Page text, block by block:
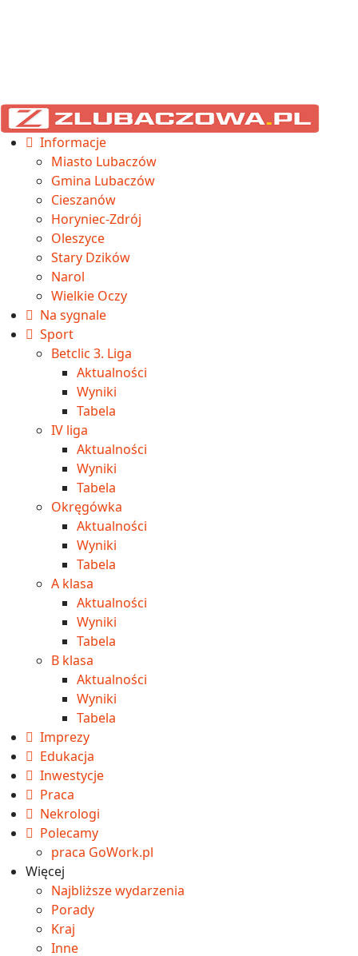
Informacje
Miasto Lubaczów
Gmina Lubaczów
Cieszanów
Horyniec-Zdrój
Oleszyce
Stary Dzików
Narol
Wielkie Oczy
Na sygnale
Sport
Betclic 3. Liga
Aktualności
Wyniki
Tabela
IV liga
Aktualności
Wyniki
Tabela
Okręgówka
Aktualności
Wyniki
Tabela
A klasa
Aktualności
Wyniki
Tabela
B klasa
Aktualności
Wyniki
Tabela
Imprezy
Edukacja
Inwestycje
Praca
Nekrologi
Polecamy
praca GoWork.pl
Więcej
Najbliższe wydarzenia
Porady
Kraj
Inne